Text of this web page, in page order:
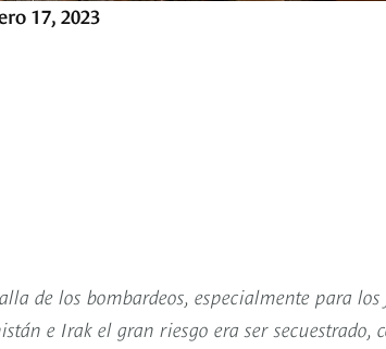
17, 2023
de los bombardeos, especialmente para
e Irak el gran riesgo era ser